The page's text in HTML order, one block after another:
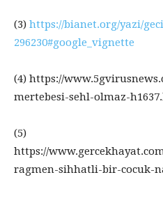
(3) https://bianet.org/yazi/
296230#google_vignette
(4) https://
mertebesi-sehl-olmaz-
(5)
https://
ragmen-sihhatli-bir-cocuk-